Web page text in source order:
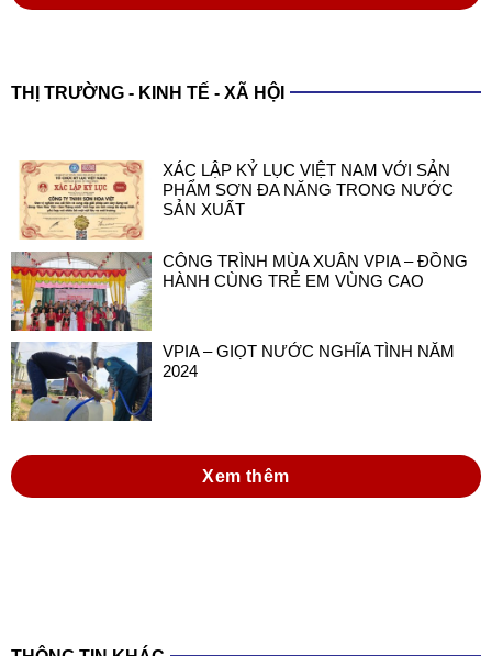
THỊ TRƯỜNG - KINH TẾ - XÃ HỘI
XÁC LẬP KỶ LỤC VIỆT NAM VỚI SẢN
PHẨM SƠN ĐA NĂNG TRONG NƯỚC
SẢN XUẤT
CÔNG TRÌNH MÙA XUÂN VPIA – ĐỒNG
HÀNH CÙNG TRẺ EM VÙNG CAO
VPIA – GIỌT NƯỚC NGHĨA TÌNH NĂM
2024
Xem thêm